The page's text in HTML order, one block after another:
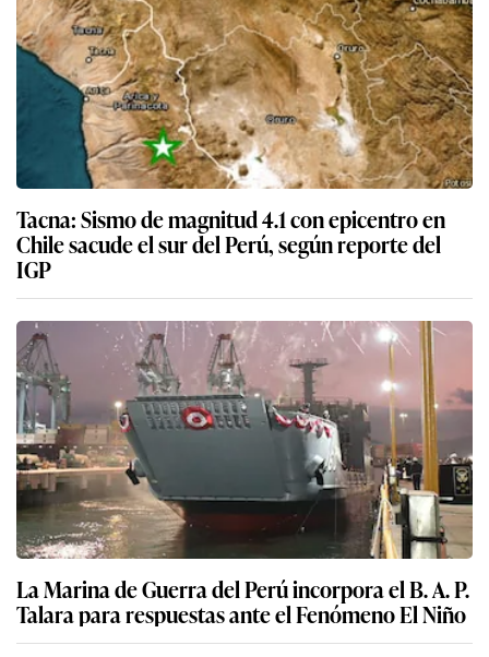
Tacna: Sismo de magnitud 4.1 con epicentro en
Chile sacude el sur del Perú, según reporte del
IGP
La Marina de Guerra del Perú incorpora el B. A. P.
Talara para respuestas ante el Fenómeno El Niño